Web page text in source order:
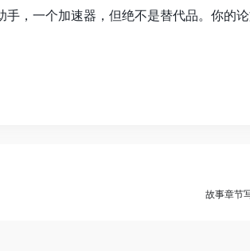
，一个加速器，但绝不是替代品。你的论
故事章节